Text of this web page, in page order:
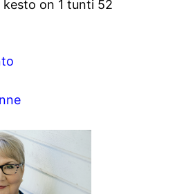
kesto on 1 tunti 52